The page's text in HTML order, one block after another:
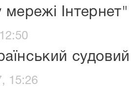
Інтернет"
15:26